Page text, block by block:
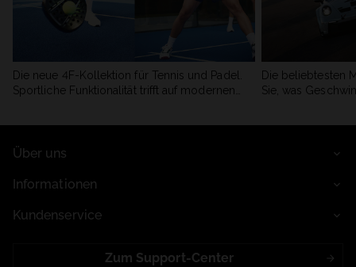
Die neue 4F-Kollektion für Tennis und Padel.
Sportliche Funktionalität trifft auf modernen
Die beliebtesten
Sie, was
Über uns
Informationen
Kundenservice
Zum Support-Center